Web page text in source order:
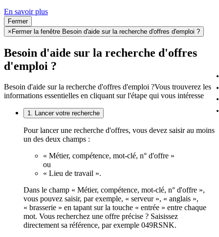
En savoir plus
Fermer
× Fermer la fenêtre Besoin d'aide sur la recherche d'offres d'emploi ?
Besoin d'aide sur la recherche d'offres
d'emploi ?
Besoin d'aide sur la recherche d'offres d'emploi ?Vous trouverez les
informations essentielles en cliquant sur l'étape qui vous intéresse
1. Lancer votre recherche
Pour lancer une recherche d'offres, vous devez saisir au moins
un des deux champs :
« Métier, compétence, mot-clé, n° d'offre »
ou
« Lieu de travail ».
Dans le champ « Métier, compétence, mot-clé, n° d'offre »,
vous pouvez saisir, par exemple, « serveur », « anglais »,
« brasserie » en tapant sur la touche « entrée » entre chaque
mot. Vous recherchez une offre précise ? Saisissez
directement sa référence, par exemple 049RSNK.